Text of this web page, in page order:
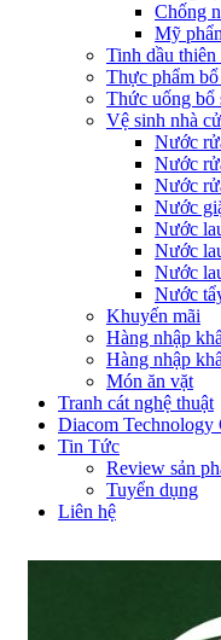
Chống
Mỹ
Tinh dầu thiên
Thực phẩm
Thức uống bổ
Vệ sinh nhà
Nước
Nước
Nước
Nước
Nước
Nước
Nước
Nước
Khuyến mãi
Hàng nhập
Hàng nhập
Món ăn vặt
Tranh cát nghệ thuật
Diacom Technology
Tin Tức
Review sản
Tuyển dụng
Liên hệ